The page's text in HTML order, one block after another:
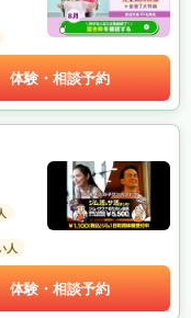
体験・相談予約
人
体験・相談予約